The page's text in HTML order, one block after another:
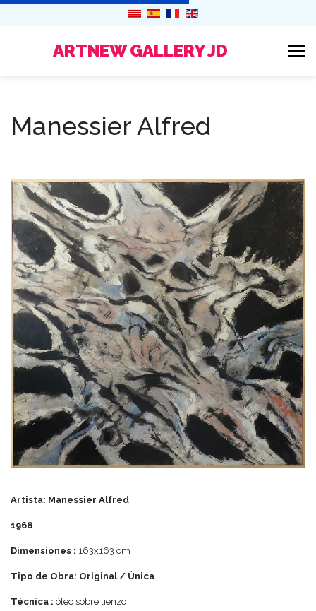
ARTNEW GALLERY JD
Manessier Alfred
Artista: Manessier Alfred
1968
Dimensiones : 163x163 cm
Tipo de Obra: Original / Única
Técnica : óleo sobre lienzo